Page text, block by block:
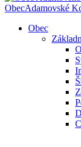
ObecAdamovské
Obec